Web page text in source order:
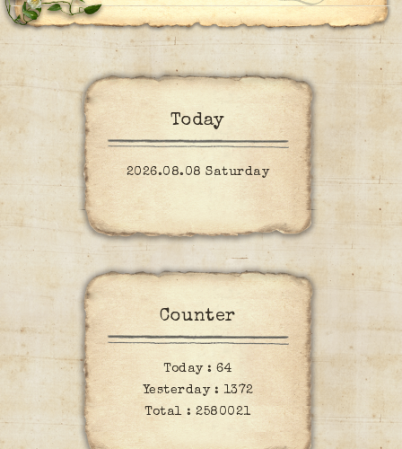
Today
2026.08.08 Saturday
Counter
Today : 64
Yesterday : 1372
Total :2580021